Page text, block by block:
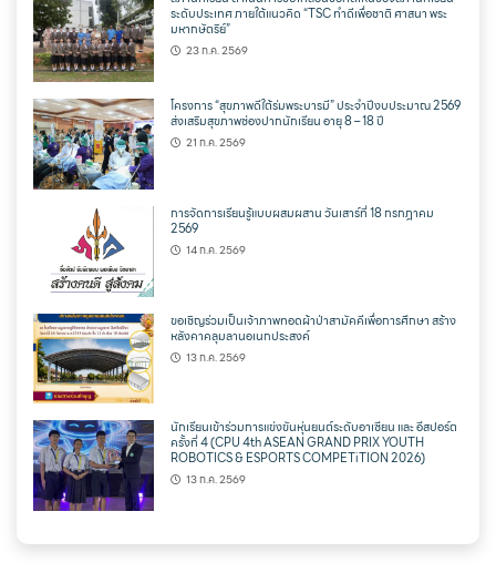
ระดับประเทศ ภายใต้แนวคิด “TSC ทำดีเพื่อชาติ ศาสนา พระ
มหากษัตริย์”
23 ก.ค. 2569
โครงการ “สุขภาพดีใต้ร่มพระบารมี” ประจำปีงบประมาณ 2569
ส่งเสริมสุขภาพช่องปากนักเรียน อายุ 8 – 18 ปี
21 ก.ค. 2569
การจัดการเรียนรู้แบบผสมผสาน วันเสาร์ที่ 18 กรกฎาคม
2569
14 ก.ค. 2569
ขอเชิญร่วมเป็นเจ้าภาพทอดผ้าป่าสามัคคีเพื่อการศึกษา สร้าง
หลังคาคลุมลานอเนกประสงค์
13 ก.ค. 2569
นักเรียนเข้าร่วมการแข่งขันหุ่นยนต์ระดับอาเซียน และ อีสปอร์ต
ครั้งที่ 4 (CPU 4th ASEAN GRAND PRIX YOUTH
ROBOTICS & ESPORTS COMPETiTION 2026)
13 ก.ค. 2569